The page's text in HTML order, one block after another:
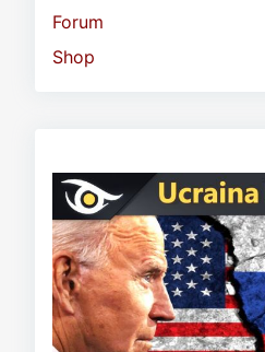
Forum
Shop